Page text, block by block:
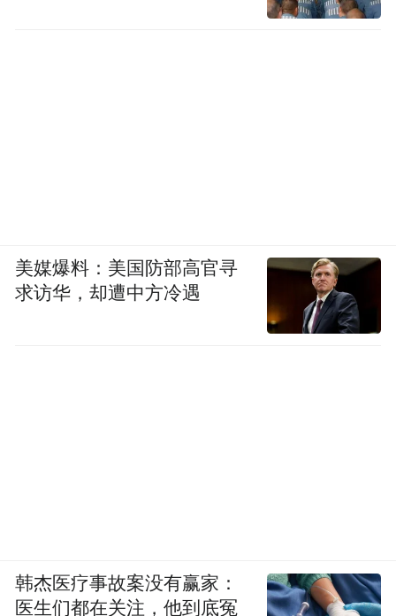
美媒爆料：美国防部高官寻
求访华，却遭中方冷遇
韩杰医疗事故案没有赢家：
医生们都在关注，他到底冤